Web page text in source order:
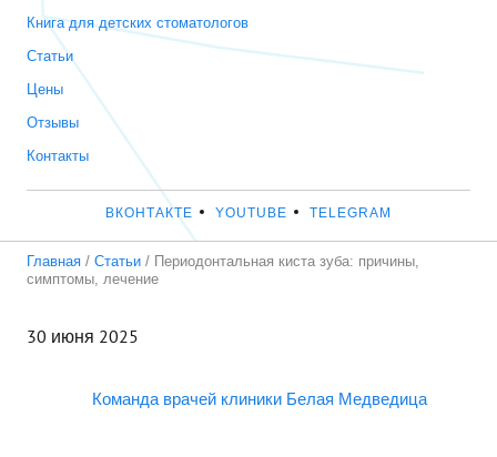
Книга для детских стоматологов
Статьи
Цены
Отзывы
Контакты
ВКОНТАКТЕ YOUTUBE TELEGRAM
Главная / Статьи / Периодонтальная киста зуба: причины,
симптомы, лечение
30 июня 2025
Команда врачей клиники Белая Медведица